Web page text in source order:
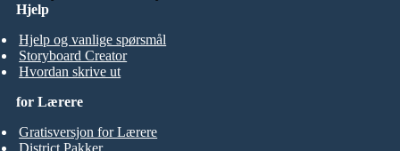
Hjelp
Hjelp og vanlige spørsmål
Storyboard Creator
Hvordan skrive ut
for Lærere
Gratisversjon for Lærere
District Pakker